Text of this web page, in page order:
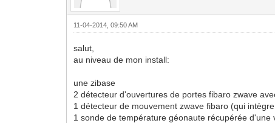
11-04-2014, 09:50 AM
salut,
au niveau de mon install:
une zibase
2 détecteur d'ouvertures de portes fibaro zwave
1 détecteur de mouvement zwave fibaro (qui
1 sonde de température géonaute récupérée d'une